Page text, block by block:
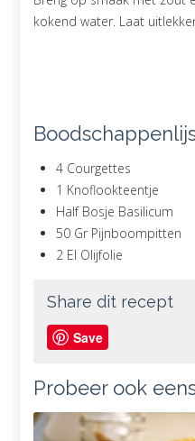
kokend water. Laat
4 Courgettes
1 Knoflookteentje
Half Bosje Basilicum
50 Gr Pijnboompitten
2 El Olijfolie
Share dit recept
Save
Probeer ook